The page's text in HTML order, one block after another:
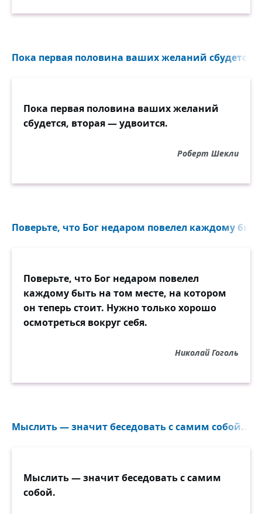
Пока первая половина ваших желаний сбудется...
Пока первая половина ваших желаний
сбудется, вторая — удвоится.
Роберт Шекли
Поверьте, что Бог недаром повелел каждому
Поверьте, что Бог недаром повелел
каждому быть на том месте, на котором
он теперь стоит. Нужно только хорошо
осмотреться вокруг себя.
Николай Гоголь
Мыслить — значит беседовать с самим собой...
Мыслить — значит беседовать с самим
собой.